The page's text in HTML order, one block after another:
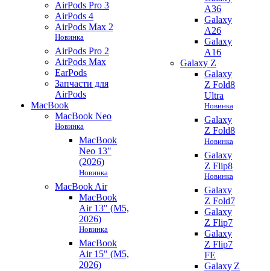
AirPods Pro 3
AirPods 4
AirPods Max 2
Новинка
AirPods Pro 2
AirPods Max
EarPods
Запчасти для
AirPods
MacBook
MacBook Neo
Новинка
MacBook
Neo 13"
(2026)
Новинка
MacBook Air
MacBook
Air 13" (M5,
2026)
Новинка
MacBook
Air 15" (M5,
2026)
A36
Galaxy
A26
Galaxy
A16
Galaxy Z
Galaxy
Z Fold8
Ultra
Новинка
Galaxy
Z Fold8
Новинка
Galaxy
Z Flip8
Новинка
Galaxy
Z Fold7
Galaxy
Z Flip7
Galaxy
Z Flip7
FE
Galaxy Z